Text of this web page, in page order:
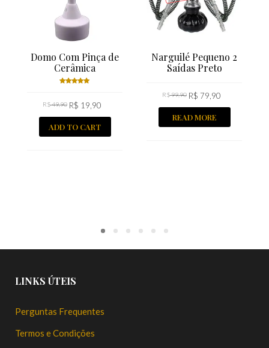
Domo Com Pinça de
Cerâmica
5.00out
of 5
R$49,90 R$ 19,90
ADD TO CART
Narguilé Pequeno 2
Saídas Preto
R$99,90 R$ 79,90
READ MORE
LINKS ÚTEIS
Perguntas Frequentes
Termos e Condições